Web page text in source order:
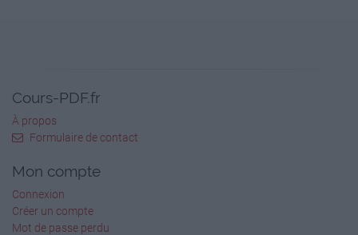
https://multiup.org/download/
Les Têtes Brûlées 6 ‐ Saison 1
https://multiup.org/download/
Cours-PDF.fr
À propos
Formulaire de contact
Mon compte
Connexion
Créer un compte
Mot de passe perdu